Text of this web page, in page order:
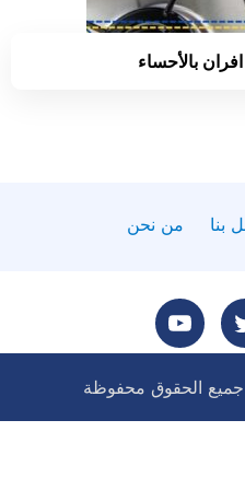
بالأحساء
بنا من نحن
تابعنا
على